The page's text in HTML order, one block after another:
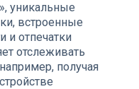
уникальные
встроенные
и отпечатки
отслеживать
получая